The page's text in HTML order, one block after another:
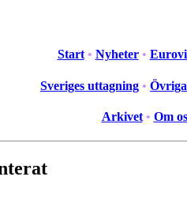
Start • Nyheter •
Sveriges uttagning •
Arkivet • Om